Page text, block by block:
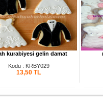
kurabiyesi gelin damat
Kodu : KRBY029
13,50 TL